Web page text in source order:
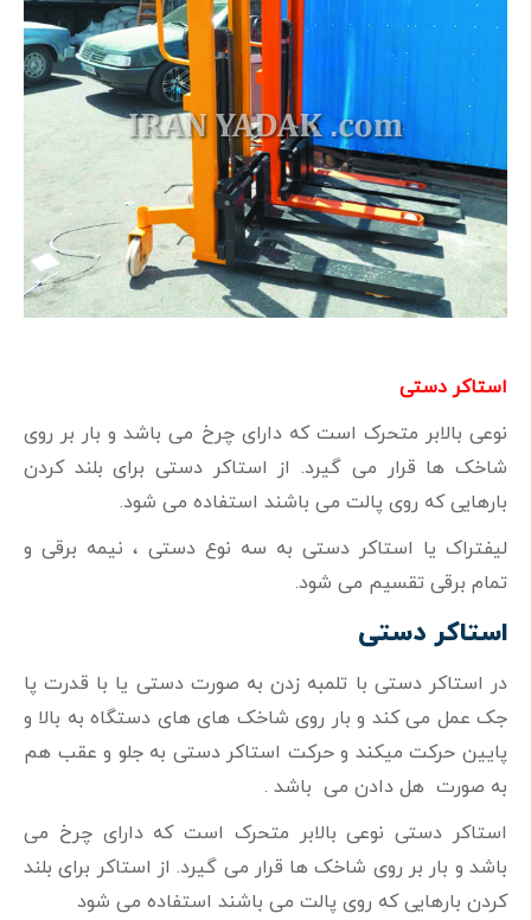
استاکر دستی
نوعی بالابر متحرک است که دارای چرخ می باشد و بار بر روی
شاخک ها قرار می گیرد. از استاکر دستی برای بلند کردن
بارهایی که روی پالت می باشند استفاده می شود.
لیفتراک یا استاکر دستی به سه نوع دستی ، نیمه برقی و
تمام برقی تقسیم می شود.
استاکر دستی
در استاکر دستی با تلمبه زدن به صورت دستی یا با قدرت پا
جک عمل می کند و بار روی شاخک های های دستگاه به بالا و
پایین حرکت میکند و حرکت استاکر دستی به جلو و عقب هم
به صورت هل دادن می باشد .
استاکر دستی نوعی بالابر متحرک است که دارای چرخ می
باشد و بار بر روی شاخک ها قرار می گیرد. از استاکر برای بلند
کردن بارهایی که روی پالت می باشند استفاده می شود